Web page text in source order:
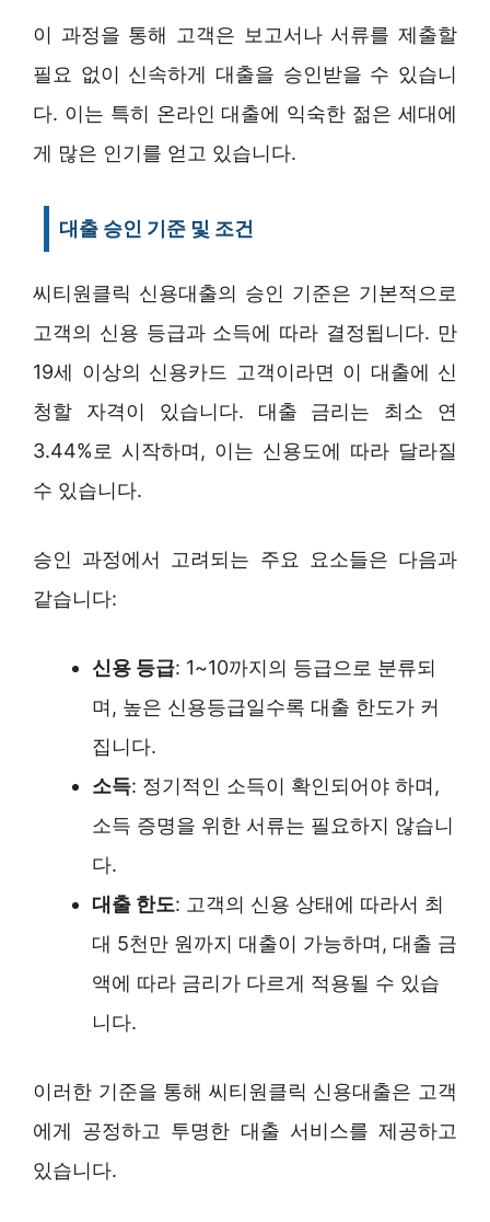
이 과정을 통해 고객은 보고서나 서류를 제출할
필요 없이 신속하게 대출을 승인받을 수 있습니
다. 이는 특히 온라인 대출에 익숙한 젊은 세대에
게 많은 인기를 얻고 있습니다.
대출 승인 기준 및 조건
씨티원클릭 신용대출의 승인 기준은 기본적으로
고객의 신용 등급과 소득에 따라 결정됩니다. 만
19세 이상의 신용카드 고객이라면 이 대출에 신
청할 자격이 있습니다. 대출 금리는 최소 연
3.44%로 시작하며, 이는 신용도에 따라 달라질
수 있습니다.
승인 과정에서 고려되는 주요 요소들은 다음과
같습니다:
신용 등급: 1~10까지의 등급으로 분류되
며, 높은 신용등급일수록 대출 한도가 커
집니다.
소득: 정기적인 소득이 확인되어야 하며,
소득 증명을 위한 서류는 필요하지 않습니
다.
대출 한도: 고객의 신용 상태에 따라서 최
대 5천만 원까지 대출이 가능하며, 대출 금
액에 따라 금리가 다르게 적용될 수 있습
니다.
이러한 기준을 통해 씨티원클릭 신용대출은 고객
에게 공정하고 투명한 대출 서비스를 제공하고
있습니다.